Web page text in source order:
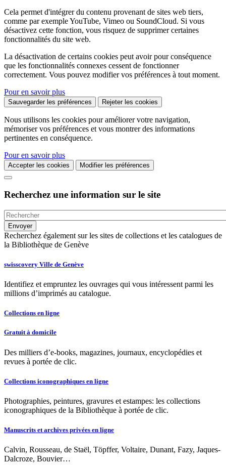
Cela permet d'intégrer du contenu provenant de sites web tiers,
comme par exemple YouTube, Vimeo ou SoundCloud. Si vous
désactivez cette fonction, vous risquez de supprimer certaines
fonctionnalités du site web.
La désactivation de certains cookies peut avoir pour conséquence
que les fonctionnalités connexes cessent de fonctionner
correctement. Vous pouvez modifier vos préférences à tout moment.
Pour en savoir plus
Sauvegarder les préférences Rejeter les cookies
Nous utilisons les cookies pour améliorer votre navigation,
mémoriser vos préférences et vous montrer des informations
pertinentes en conséquence.
Pour en savoir plus
Accepter les cookies Modifier les préférences
Recherchez une information sur le site
Recherchez également sur les sites de collections et les catalogues de
la Bibliothèque de Genève
swisscovery Ville de Genève
Identifiez et empruntez les ouvrages qui vous intéressent parmi les
millions d’imprimés au catalogue.
Collections en ligne
Gratuit à domicile
Des milliers d’e-books, magazines, journaux, encyclopédies et
revues à portée de clic.
Collections iconographiques en ligne
Photographies, peintures, gravures et estampes: les collections
iconographiques de la Bibliothèque à portée de clic.
Manuscrits et archives privées en ligne
Calvin, Rousseau, de Staël, Töpffer, Voltaire, Dunant, Fazy, Jaques-
Dalcroze, Bouvier…